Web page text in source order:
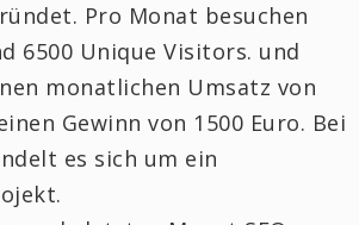
Pro Monat besuchen
6500 Unique Visitors. und
monatlichen Umsatz von
Gewinn von 1500 Euro. Bei
es sich um ein